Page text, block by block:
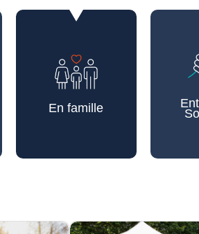
En famille